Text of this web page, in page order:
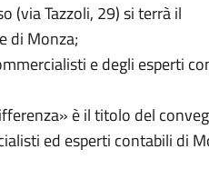
(via Tazzoli, 29) si terrà il
di Monza;
e degli esperti
è il titolo del
ed esperti contabili di